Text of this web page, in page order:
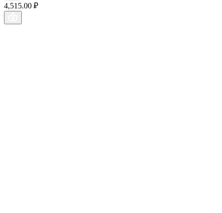
4,515.00 ₽